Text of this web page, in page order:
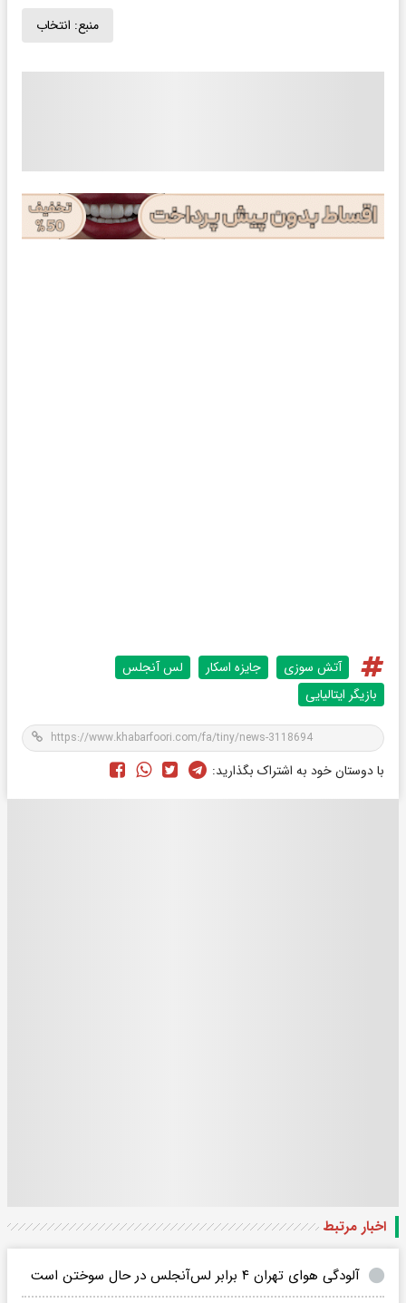
منبع: انتخاب
آتش سوزی جایزه اسکار
لس آنجلس
بازیگر ایتالیایی
با دوستان خود به اشتراک بگذارید:
اخبار مرتبط
آلودگی هوای تهران ۴ برابر لس‌آنجلس در حال سوختن است